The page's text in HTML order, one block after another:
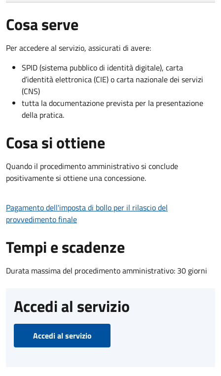
Cosa serve
Per accedere al servizio, assicurati di avere:
SPID (sistema pubblico di identità digitale), carta
d’identità elettronica (CIE) o carta nazionale dei servizi
(CNS)
tutta la documentazione prevista per la presentazione
della pratica.
Cosa si ottiene
Quando il procedimento amministrativo si conclude
positivamente si ottiene una concessione.
Pagamento dell'imposta di bollo per il rilascio del
provvedimento finale
Tempi e scadenze
Durata massima del procedimento amministrativo: 30 giorni
Accedi al servizio
Accedi al servizio